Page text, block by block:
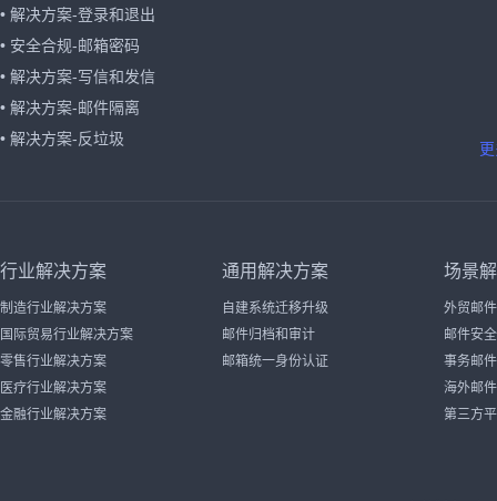
• 解决方案-登录和退出
• 安全合规-邮箱密码
• 解决方案-写信和发信
• 解决方案-邮件隔离
• 解决方案-反垃圾
行业解决方案
制造行业解决方案
国际贸易行业解决方案
零售行业解决方案
医疗行业解决方案
金融行业解决方案
通用解决方案
自建系统迁移升级
邮件归档和审计
邮箱统一身份认证
场景
外贸邮
邮件安
事务邮
海外邮
第三方